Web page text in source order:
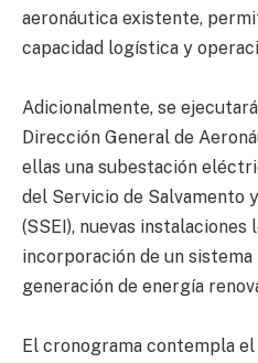
aeronáutica existente,
capacidad logística y
Adicionalmente, se
Dirección General de
ellas una subestación
del Servicio de Salvamento
(SSEI), nuevas instalaciones
incorporación de un
generación de energía
El cronograma contempla